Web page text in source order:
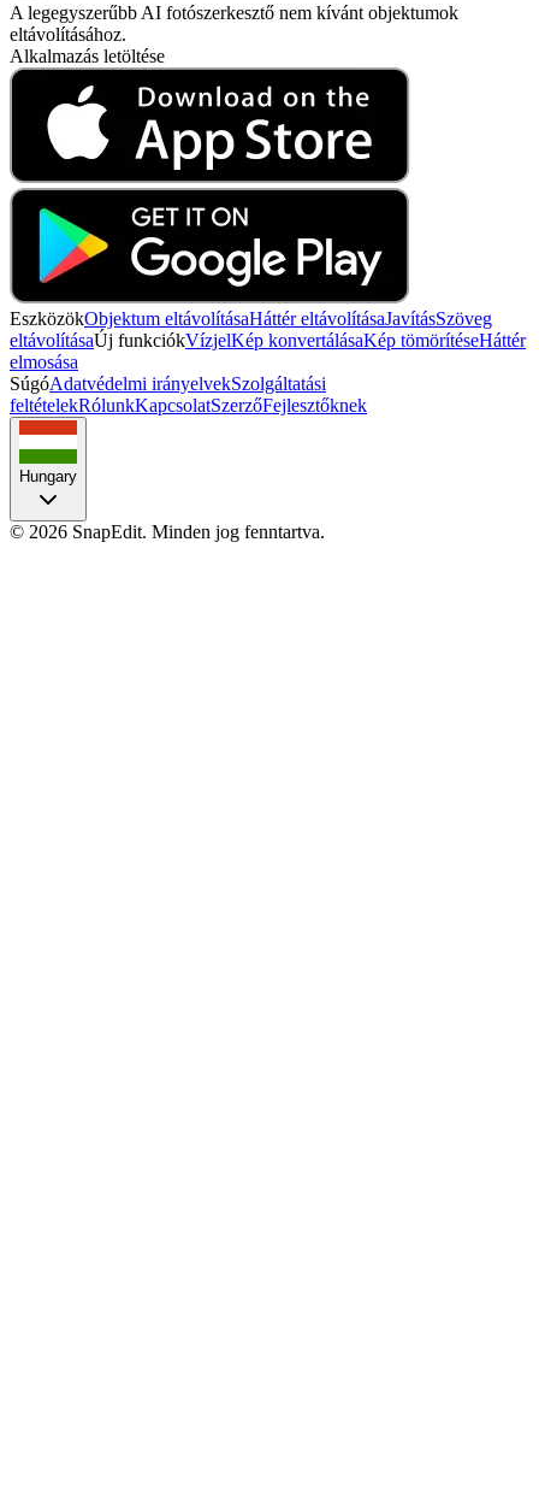
A legegyszerűbb AI fotószerkesztő nem kívánt objektumok
eltávolításához.
Alkalmazás letöltése
EszközökObjektum eltávolításaHáttér eltávolításaJavításSzöveg
eltávolításaÚj funkciókVízjelKép konvertálásaKép tömörítéseHáttér
elmosása
SúgóAdatvédelmi irányelvekSzolgáltatási
feltételekRólunkKapcsolatSzerzőFejlesztőknek
Hungary
© 2026 SnapEdit. Minden jog fenntartva.